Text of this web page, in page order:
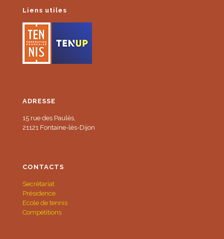
Liens utiles
ADRESSE
15 rue des Paulès,
21121 Fontaine-lès-Dijon
CONTACTS
Secrétariat
Présidence
Ecole de tennis
Compétitions